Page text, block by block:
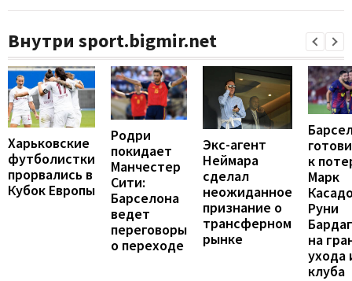
Внутри sport.bigmir.net
Харьковские
футболистки
прорвались в
Кубок Европы
Родри
покидает
Манчестер
Сити:
Барселона
ведет
переговоры
о переходе
Экс-агент
Неймара
сделал
неожиданное
признание о
трансферном
рынке
к
Марк
Руни
на
ухода
клуба